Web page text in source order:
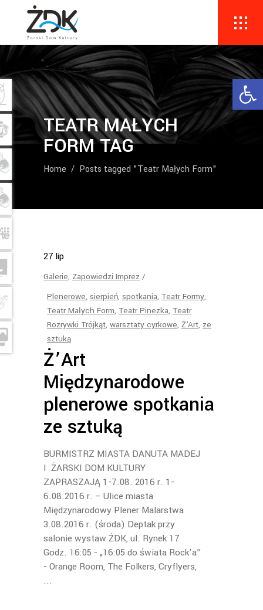
TEATR MAŁYCH
FORM TAG
Home / Posts tagged "Teatr Małych Form"
27 lip
Galerie, Zapowiedzi Imprez
Plenerowe, sierpień, spotkania, Teatr Formy,
Teatr Małych Form, Teatr Pinezka, Teatr
Rozrywki Trójkąt, warsztaty cyrkowe, Ż'Art, ze
sztuką
Ż’Art
Międzynarodowe
plenerowe spotkania
ze sztuką
BURMISTRZ MIASTA DANUTA MADEJ
I ŻARSKI DOM KULTURY
ZAPRASZAJĄ 1-7.08. 2016 r. 1-
6.08.2016 r. – Ulice miasta
Międzynarodowy Plener Malarstwa
3.08.2016 r. (środa) Deptak przy
salonie wystaw ŻDK, ul. Rynek 17
Godz. 16:05 - „16:05 do świata Rock’a”
- Orange Room, The Folkers, Cryflyers,